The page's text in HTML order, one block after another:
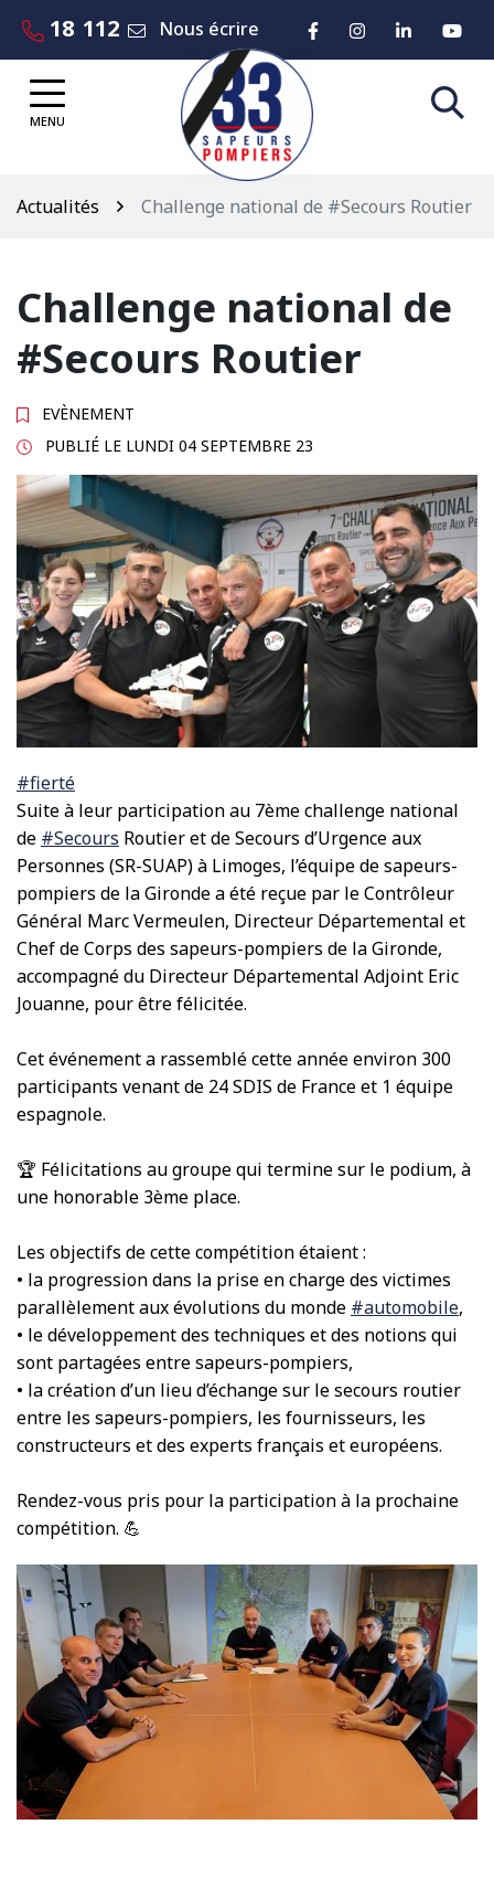
contenu
18 112 Nous écrire Lien vers le compte
Lien vers le
Lien vers
MENU
Actualités Challenge national de #Secours Routier
Challenge national de
#Secours Routier
EVÈNEMENT
PUBLIÉ LE LUNDI 04 SEPTEMBRE 23
#fierté
Suite à leur participation au 7ème challenge national
de #Secours Routier et de Secours d’Urgence aux
Personnes (SR-SUAP) à Limoges, l’équipe de sapeurs-
pompiers de la Gironde a été reçue par le Contrôleur
Général Marc Vermeulen, Directeur Départemental et
Chef de Corps des sapeurs-pompiers de la Gironde,
accompagné du Directeur Départemental Adjoint Eric
Jouanne, pour être félicitée.
Cet événement a rassemblé cette année environ 300
participants venant de 24 SDIS de France et 1 équipe
espagnole.
🏆 Félicitations au groupe qui termine sur le podium, à
une honorable 3ème place.
Les objectifs de cette compétition étaient :
• la progression dans la prise en charge des victimes
parallèlement aux évolutions du monde #automobile,
• le développement des techniques et des notions qui
sont partagées entre sapeurs-pompiers,
• la création d’un lieu d’échange sur le secours routier
entre les sapeurs-pompiers, les fournisseurs, les
constructeurs et des experts français et européens.
Rendez-vous pris pour la participation à la prochaine
compétition. 💪